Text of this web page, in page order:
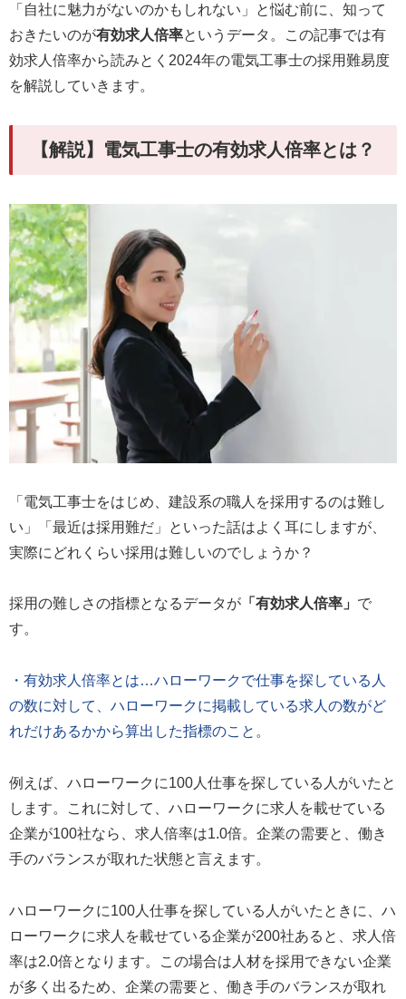
「自社に魅力がないのかもしれない」と悩む前に、知って
おきたいのが有効求人倍率というデータ。この記事では有
効求人倍率から読みとく2024年の電気工事士の採用難易度
を解説していきます。
【解説】電気工事士の有効求人倍率とは？
「電気工事士をはじめ、建設系の職人を採用するのは難し
い」「最近は採用難だ」といった話はよく耳にしますが、
実際にどれくらい採用は難しいのでしょうか？
採用の難しさの指標となるデータが 「有効求人倍率」 で
す。
・有効求人倍率とは…ハローワークで仕事を探している人
の数に対して、ハローワークに掲載している求人の数がど
れだけあるかから算出した指標のこと。
例えば、ハローワークに100人仕事を探している人がいたと
します。これに対して、ハローワークに求人を載せている
企業が100社なら、求人倍率は1.0倍。企業の需要と、働き
手のバランスが取れた状態と言えます。
ハローワークに100人仕事を探している人がいたときに、ハ
ローワークに求人を載せている企業が200社あると、求人倍
率は2.0倍となります。この場合は人材を採用できない企業
が多く出るため、企業の需要と、働き手のバランスが取れ